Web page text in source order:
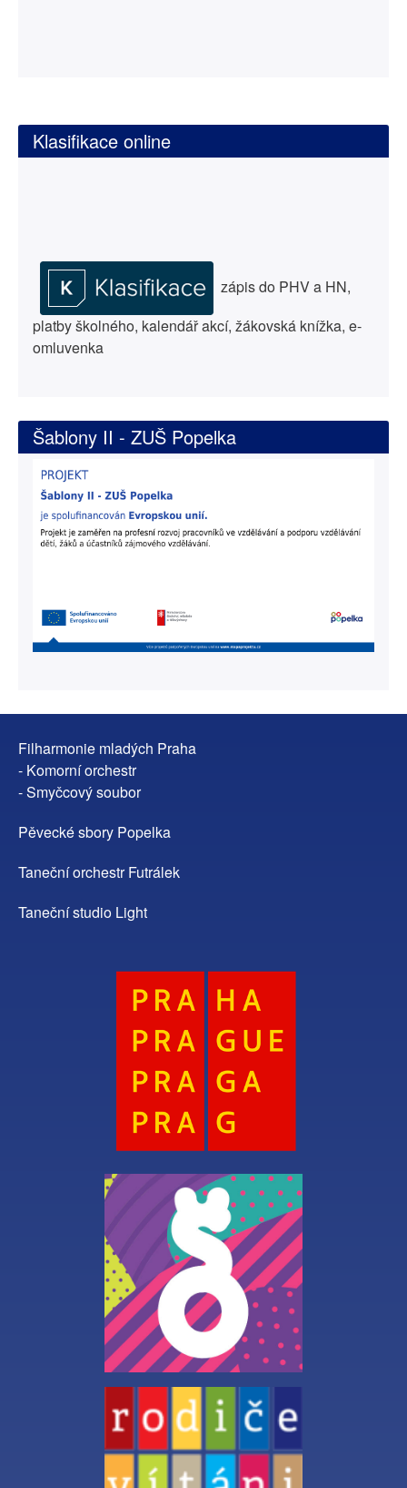
Klasifikace online
zápis do PHV a HN,
platby školného, kalendář akcí, žákovská knížka, e-
omluvenka
Šablony II - ZUŠ Popelka
Filharmonie mladých Praha
- Komorní orchestr
- Smyčcový soubor
Pěvecké sbory Popelka
Taneční orchestr Futrálek
Taneční studio Light